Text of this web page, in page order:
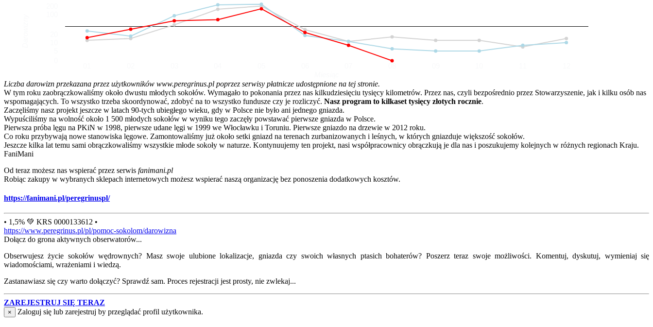
Liczba darowizn przekazana przez użytkowników www.peregrinus.pl poprzez serwisy płatnicze udostępnione na tej stronie.
W tym roku zaobrączkowaliśmy około dwustu młodych sokołów. Wymagało to pokonania przez nas kilkudziesięciu tysięcy kilometrów. Przez nas, czyli bezpośrednio przez Stowarzyszenie, jak i kilku osób nas
wspomagających. To wszystko trzeba skoordynować, zdobyć na to wszystko fundusze czy je rozliczyć. Nasz program to kilkaset tysięcy złotych rocznie.
Zaczęliśmy nasz projekt jeszcze w latach 90-tych ubiegłego wieku, gdy w Polsce nie było ani jednego gniazda.
Wypuściliśmy na wolność około 1 500 młodych sokołów w wyniku tego zaczęły powstawać pierwsze gniazda w Polsce.
Pierwsza próba lęgu na PKiN w 1998, pierwsze udane lęgi w 1999 we Włocławku i Toruniu. Pierwsze gniazdo na drzewie w 2012 roku.
Co roku przybywają nowe stanowiska lęgowe. Zamontowaliśmy już około setki gniazd na terenach zurbanizowanych i leśnych, w których gniazduje większość sokołów.
Jeszcze kilka lat temu sami obrączkowaliśmy wszystkie młode sokoły w naturze. Kontynuujemy ten projekt, nasi współpracownicy obrączkują je dla nas i poszukujemy kolejnych w różnych regionach Kraju.
FaniMani
Od teraz możesz nas wspierać przez serwis fanimani.pl
Robiąc zakupy w wybranych sklepach internetowych możesz wspierać naszą organizację bez ponoszenia dodatkowych kosztów.
https://fanimani.pl/peregrinuspl/
• 1,5% 💚 KRS 0000133612 •
https://www.peregrinus.pl/pl/pomoc-sokolom/darowizna
Dołącz do grona aktywnych obserwatorów...
Obserwujesz życie sokołów wędrownych? Masz swoje ulubione lokalizacje, gniazda czy swoich własnych ptasich bohaterów? Poszerz teraz swoje możliwości. Komentuj, dyskutuj, wymieniaj się
wiadomościami, wrażeniami i wiedzą.
Zastanawiasz się czy warto dołączyć? Sprawdź sam. Proces rejestracji jest prosty, nie zwlekaj...
ZAREJESTRUJ SIĘ TERAZ
× Zaloguj się lub zarejestruj by przeglądać profil użytkownika.